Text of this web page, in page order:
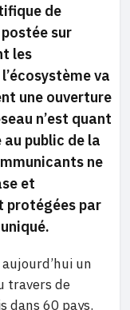
de
sur
les
va
une ouverture
n’est quant
au public de la
ne
et
protégées par
un
travers de
dans 60 pays.